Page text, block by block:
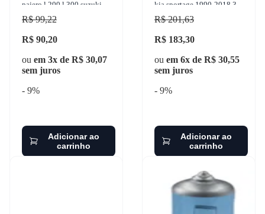
pajero l 200 l 300 suzuki
grand vitara 1986-2011
wega - jfc-901
R$ 99,22
R$ 90,20
ou em 3x de R$ 30,07
sem juros
- 9%
Adicionar ao
carrinho
kia sportage 1990-2018 3-
rho - 44109
R$ 201,63
R$ 183,30
ou em 6x de R$ 30,55
sem juros
- 9%
Adicionar ao
carrinho